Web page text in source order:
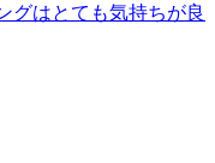
グはとても気持ちが良